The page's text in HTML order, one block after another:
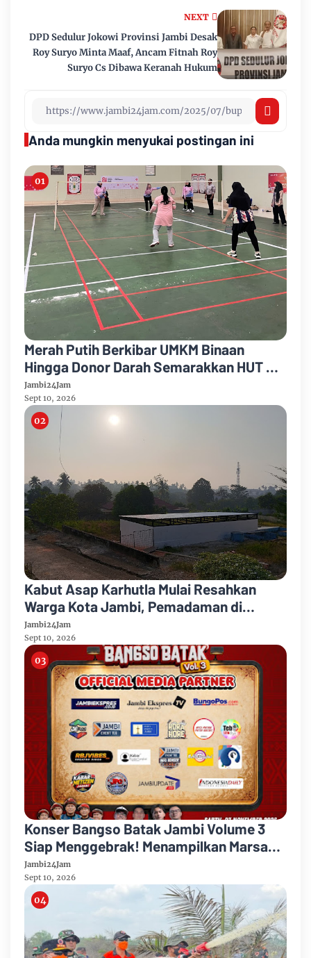
NEXT
DPD Sedulur Jokowi Provinsi Jambi Desak
Roy Suryo Minta Maaf, Ancam Fitnah Roy
Suryo Cs Dibawa Keranah Hukum
Anda mungkin menyukai postingan ini
Merah Putih Berkibar UMKM Binaan
Hingga Donor Darah Semarakkan HUT RI
Ke-81 Di PTPN IV Regional IV
Jambi24Jam
Sept 10, 2026
Kabut Asap Karhutla Mulai Resahkan
Warga Kota Jambi, Pemadaman di
Sungai Gelam Terus Dikebut
Jambi24Jam
Sept 10, 2026
Konser Bangso Batak Jambi Volume 3
Siap Menggebrak! Menampilkan Marsada
Band dan Siantar Rap Foundation
Jambi24Jam
Sept 10, 2026